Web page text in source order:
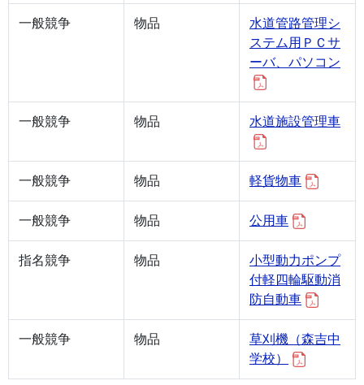
一般競争 物品
水道管路管理シ
ステム用ＰＣサ
ーバ、パソコン
一般競争 物品 水道施設管理車
一般競争 物品 軽貨物車
一般競争 物品 公用車
指名競争 物品
小型動力ポンプ
付軽四輪駆動消
防自動車
一般競争 物品
草刈機（森吉中
学校）